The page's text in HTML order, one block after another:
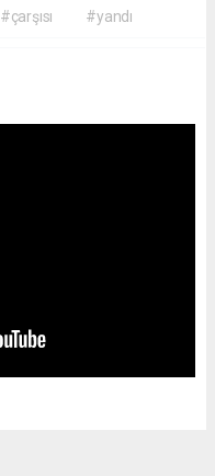
#çarşısı #yandı